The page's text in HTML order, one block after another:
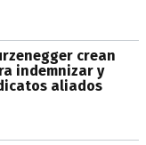
crean
indemnizar y
aliados